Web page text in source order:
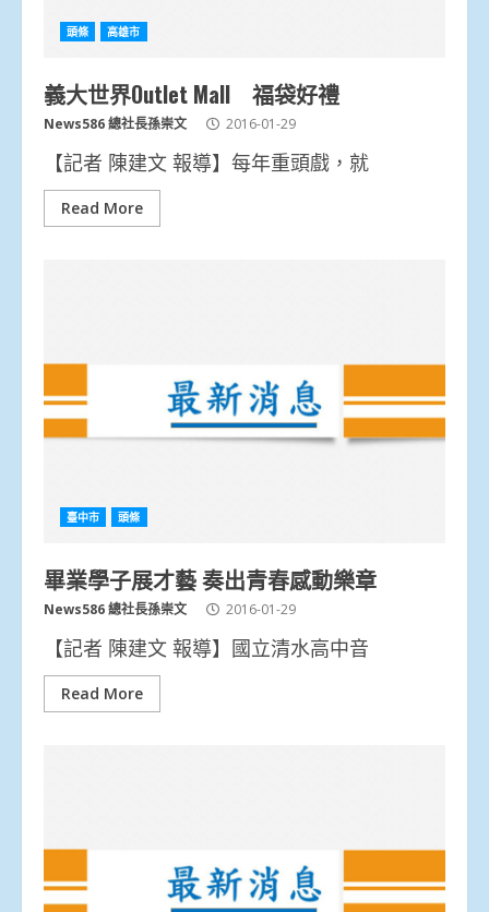
頭條 高雄市
義大世界Outlet Mall 福袋好禮
News586 總社長孫崇文 2016-01-29
【記者 陳建文 報導】每年重頭戲，就
Read More
臺中市 頭條
畢業學子展才藝 奏出青春感動樂章
News586 總社長孫崇文 2016-01-29
【記者 陳建文 報導】國立清水高中音
Read More